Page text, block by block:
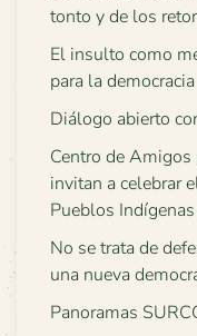
tonto y de los
El insulto como
para la democracia
Diálogo abierto
Centro de
invitan a celebrar
Pueblos
No se trata de
una nueva
Panoramas